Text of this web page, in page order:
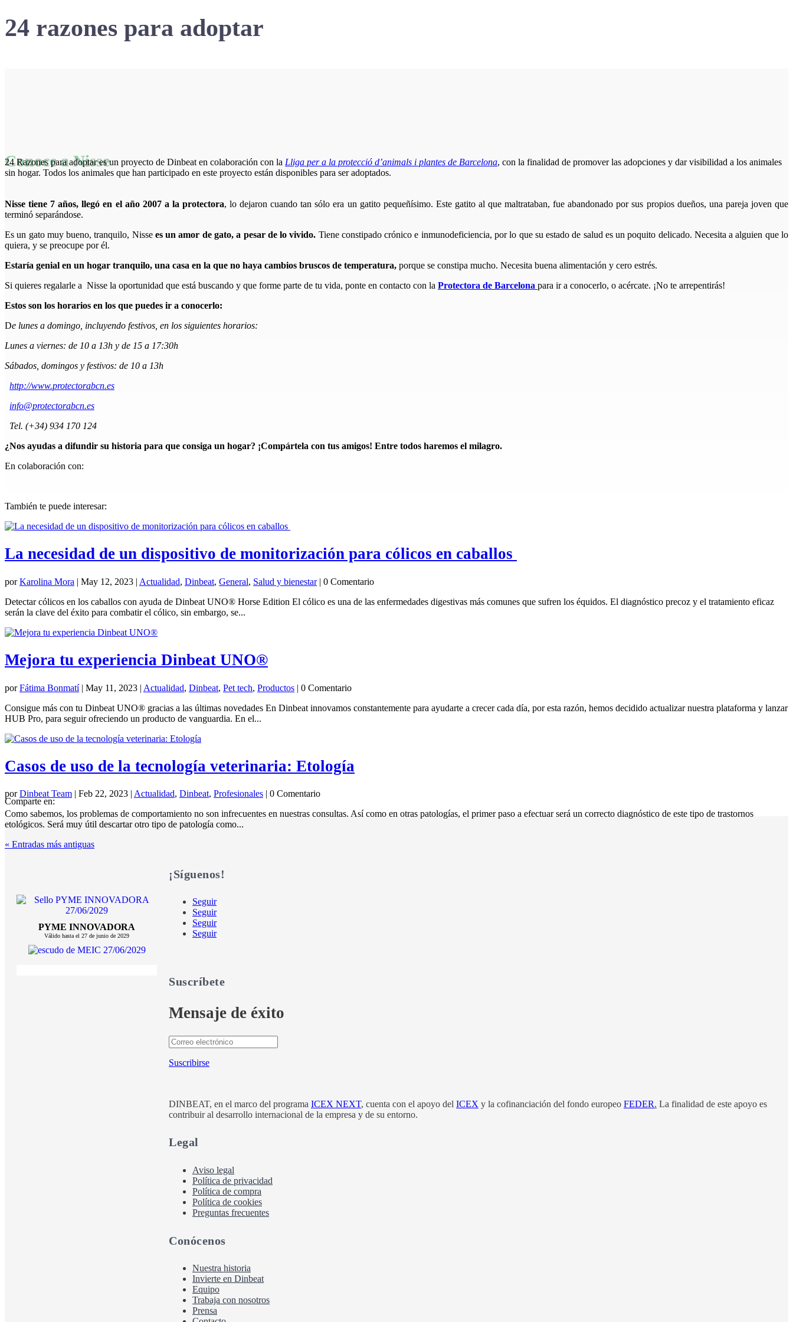
24 razones para adoptar
Conoce a Nisse
24 Razones para adoptar es un proyecto de Dinbeat en colaboración con la Lliga per a la protecció d’animals i plantes de Barcelona, con la finalidad de promover las adopciones y dar visibilidad a los animales
sin hogar. Todos los animales que han participado en este proyecto están disponibles para ser adoptados.
Nisse tiene 7 años, llegó en el año 2007 a la protectora, lo dejaron cuando tan sólo era un gatito pequeñísimo. Este gatito al que maltrataban, fue abandonado por sus propios dueños, una pareja joven que
terminó separándose.
Es un gato muy bueno, tranquilo, Nisse es un amor de gato, a pesar de lo vivido. Tiene constipado crónico e inmunodeficiencia, por lo que su estado de salud es un poquito delicado. Necesita a alguien que lo
quiera, y se preocupe por él.
Estaría genial en un hogar tranquilo, una casa en la que no haya cambios bruscos de temperatura, porque se constipa mucho. Necesita buena alimentación y cero estrés.
Si quieres regalarle a Nisse la oportunidad que está buscando y que forme parte de tu vida, ponte en contacto con la Protectora de Barcelona para ir a conocerlo, o acércate. ¡No te arrepentirás!
Estos son los horarios en los que puedes ir a conocerlo:
De lunes a domingo, incluyendo festivos, en los siguientes horarios:
Lunes a viernes: de 10 a 13h y de 15 a 17:30h
Sábados, domingos y festivos: de 10 a 13h
http://www.protectorabcn.es
info@protectorabcn.es
Tel. (+34) 934 170 124
¿Nos ayudas a difundir su historia para que consiga un hogar? ¡Compártela con tus amigos! Entre todos haremos el milagro.
En colaboración con:
También te puede interesar:
La necesidad de un dispositivo de monitorización para cólicos en caballos
porKarolina Mora | May 12, 2023 | Actualidad, Dinbeat, General, Salud y bienestar| 0 Comentario
Detectar cólicos en los caballos con ayuda de Dinbeat UNO® Horse Edition El cólico es una de las enfermedades digestivas más comunes que sufren los équidos. El diagnóstico precoz y el tratamiento eficaz
serán la clave del éxito para combatir el cólico, sin embargo, se...
Mejora tu experiencia Dinbeat UNO®
porFátima Bonmatí| May 11, 2023 | Actualidad, Dinbeat, Pet tech, Productos | 0 Comentario
Consigue más con tu Dinbeat UNO® gracias a las últimas novedades En Dinbeat innovamos constantemente para ayudarte a crecer cada día, por esta razón, hemos decidido actualizar nuestra plataforma y lanzar
HUB Pro, para seguir ofreciendo un producto de vanguardia. En el...
Casos de uso de la tecnología veterinaria: Etología
porDinbeat Team | Feb 22, 2023 | Actualidad, Dinbeat, Profesionales | 0 Comentario
Como sabemos, los problemas de comportamiento no son infrecuentes en nuestras consultas. Así como en otras patologías, el primer paso a efectuar será un correcto diagnóstico de este tipo de trastornos
etológicos. Será muy útil descartar otro tipo de patología como...
« Entradas más antiguas
Comparte en:
PYME INNOVADORA
Válido hasta el 27 de junio de 2029
¡Síguenos!
Seguir
Seguir
Seguir
Seguir
Suscríbete
Mensaje de éxito
Suscribirse
DINBEAT, en el marco del programa ICEX NEXT, cuenta con el apoyo del ICEX y la cofinanciación del fondo europeo FEDER. La finalidad de este apoyo es
contribuir al desarrollo internacional de la empresa y de su entorno.
Legal
Aviso legal
Política de privacidad
Política de compra
Política de cookies
Preguntas frecuentes
Conócenos
Nuestra historia
Invierte en Dinbeat
Equipo
Trabaja con nosotros
Prensa